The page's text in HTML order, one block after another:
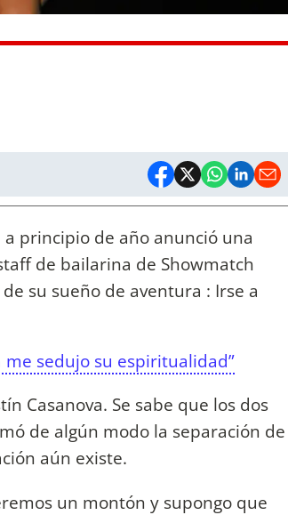
principio de año anunció una
de bailarina de Showmatch
su sueño de aventura : Irse a
sedujo su espiritualidad”
Casanova. Se sabe que los dos
de algún modo la separación de
aún existe.
un montón y supongo que